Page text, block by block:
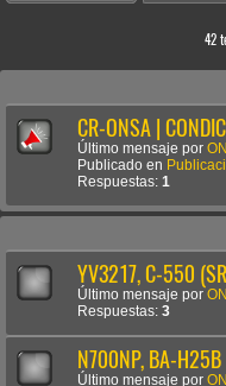
42
CR-ONSA |
Último mensaje por
Publicado en
Respuestas: 1
YV3217, C-550
Último mensaje por
Respuestas: 3
N700NP, BA-
Último mensaje por